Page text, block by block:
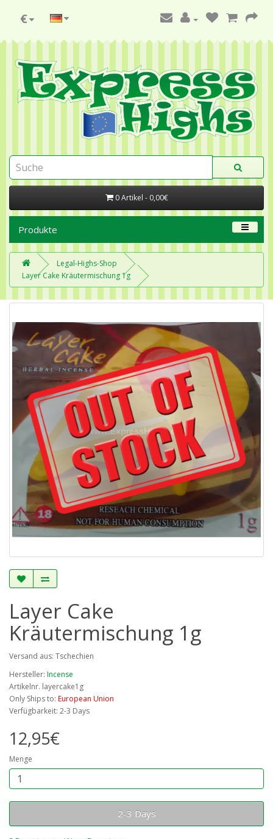
€
0 Artikel - 0,00€
Produkte
Legal-Highs-Shop
Layer Cake Kräutermischung 1g
Layer Cake
Kräutermischung 1g
Versand aus: Tschechien
Hersteller: Incense
Artikelnr. layercake1g
Only Ships to: European Union
Verfügbarkeit: 2-3 Days
12,95€
Menge
2-3 Days